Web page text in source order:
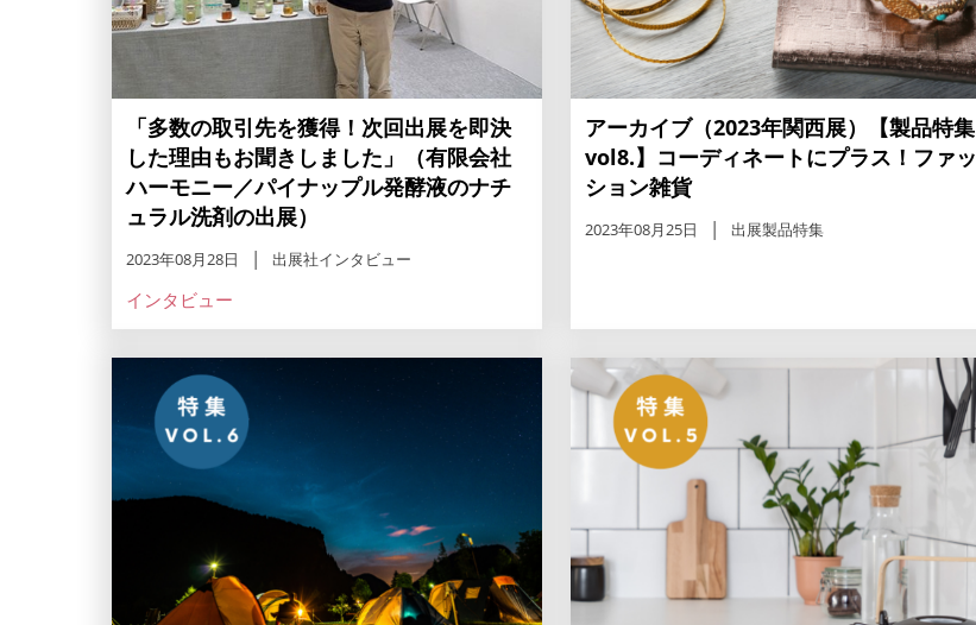
「多数の取引先を獲得！次回出展を即決
した理由もお聞きしました」（有限会社
ハーモニー／パイナップル発酵液のナチ
ュラル洗剤の出展）
2023年08月28日 出展社インタビュー
インタビュー
アーカイブ（2023年関西展）【製品特集
vol8.】コーディネートにプラス！ファッ
ション雑貨
2023年08月25日 出展製品特集